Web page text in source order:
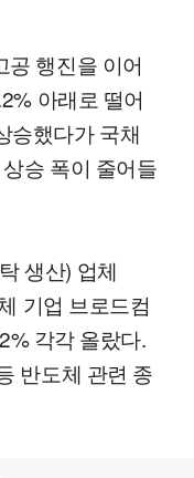
공 행진을 이어
아래로 떨어
승했다가 국채
승 폭이 줄어들
생산) 업체
기업 브로드컴
각각 올랐다.
반도체 관련 종